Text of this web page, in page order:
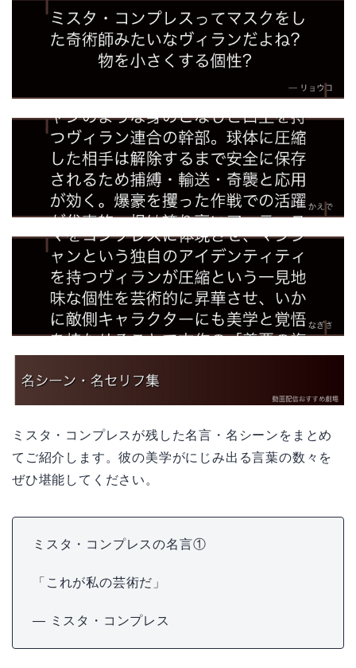
ミスタ・コンプレスが残した名言・名シーンをまとめ
てご紹介します。彼の美学がにじみ出る言葉の数々を
ぜひ堪能してください。
ミスタ・コンプレスの名言①
「これが私の芸術だ」
— ミスタ・コンプレス